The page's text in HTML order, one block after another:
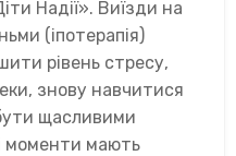
Надії». Виїзди на
(іпотерапія)
рівень стресу,
знову навчитися
щасливими
моменти мають